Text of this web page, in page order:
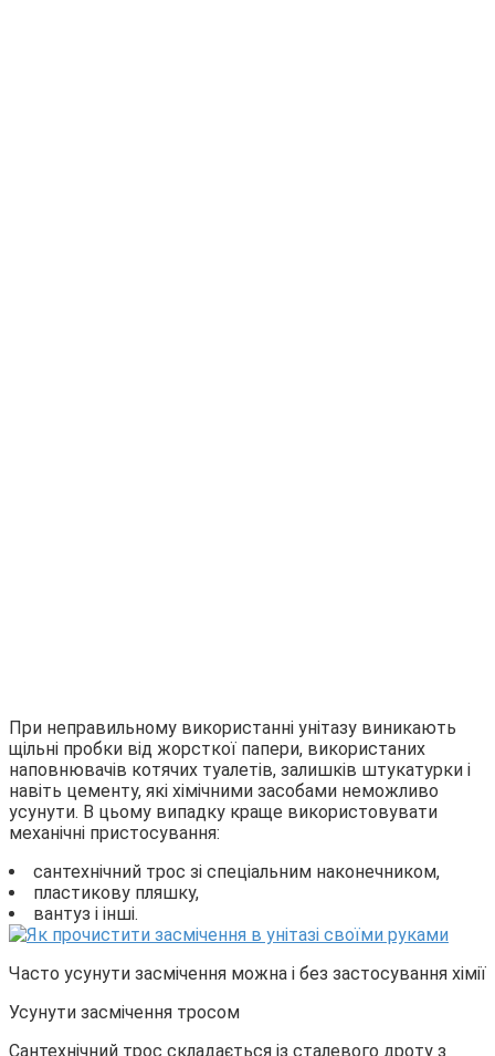
При неправильному використанні унітазу виникають
щільні пробки від жорсткої папери, використаних
наповнювачів котячих туалетів, залишків штукатурки і
навіть цементу, які хімічними засобами неможливо
усунути. В цьому випадку краще використовувати
механічні пристосування:
сантехнічний трос зі спеціальним наконечником,
пластикову пляшку,
вантуз і інші.
Часто усунути засмічення можна і без застосування хімії
Усунути засмічення тросом
Сантехнічний трос складається із сталевого дроту з